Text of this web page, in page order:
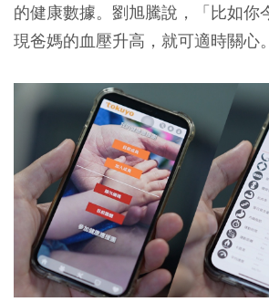
的健康數據。劉旭騰說，「比如你
現爸媽的血壓升高，就可適時關心